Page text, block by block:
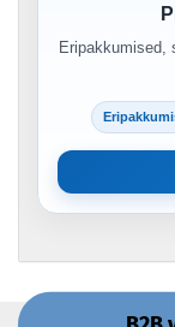
Eripakkumised,